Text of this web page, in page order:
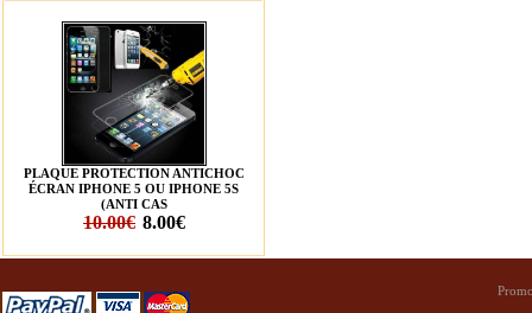
PLAQUE PROTECTION ANTICHOC
ÉCRAN IPHONE 5 OU IPHONE 5S
(ANTI CAS
10.00€ 8.00€